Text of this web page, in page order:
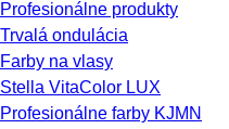
Profesionálne produkty
Trvalá ondulácia
Farby na vlasy
Stella VitaColor LUX
Profesionálne farby KJMN